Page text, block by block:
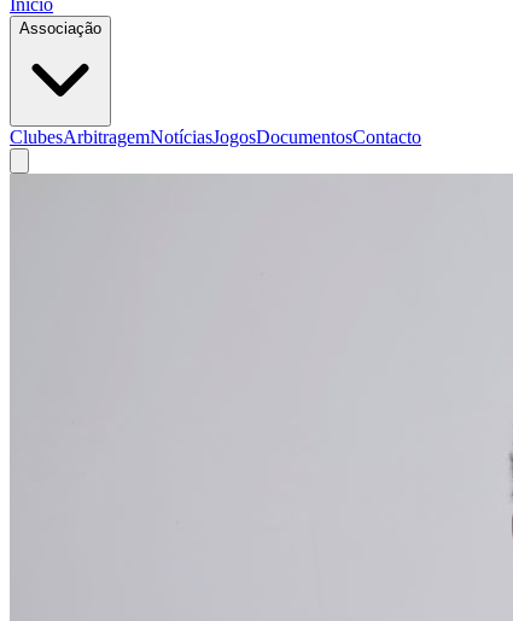
Início
Associação
ClubesArbitragemNotíciasJogosDocumentosContacto